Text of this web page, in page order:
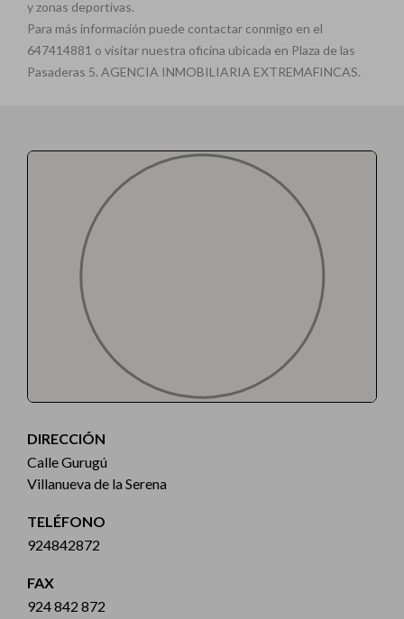
y zonas deportivas.
Para más información puede contactar conmigo en el
647414881 o visitar nuestra oficina ubicada en Plaza de las
Pasaderas 5. AGENCIA INMOBILIARIA EXTREMAFINCAS.
DIRECCIÓN
Calle Gurugú
Villanueva de la Serena
TELÉFONO
924842872
FAX
924 842 872